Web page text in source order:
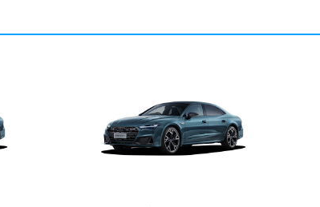
车身材质：
后轮距(mm)： 1629